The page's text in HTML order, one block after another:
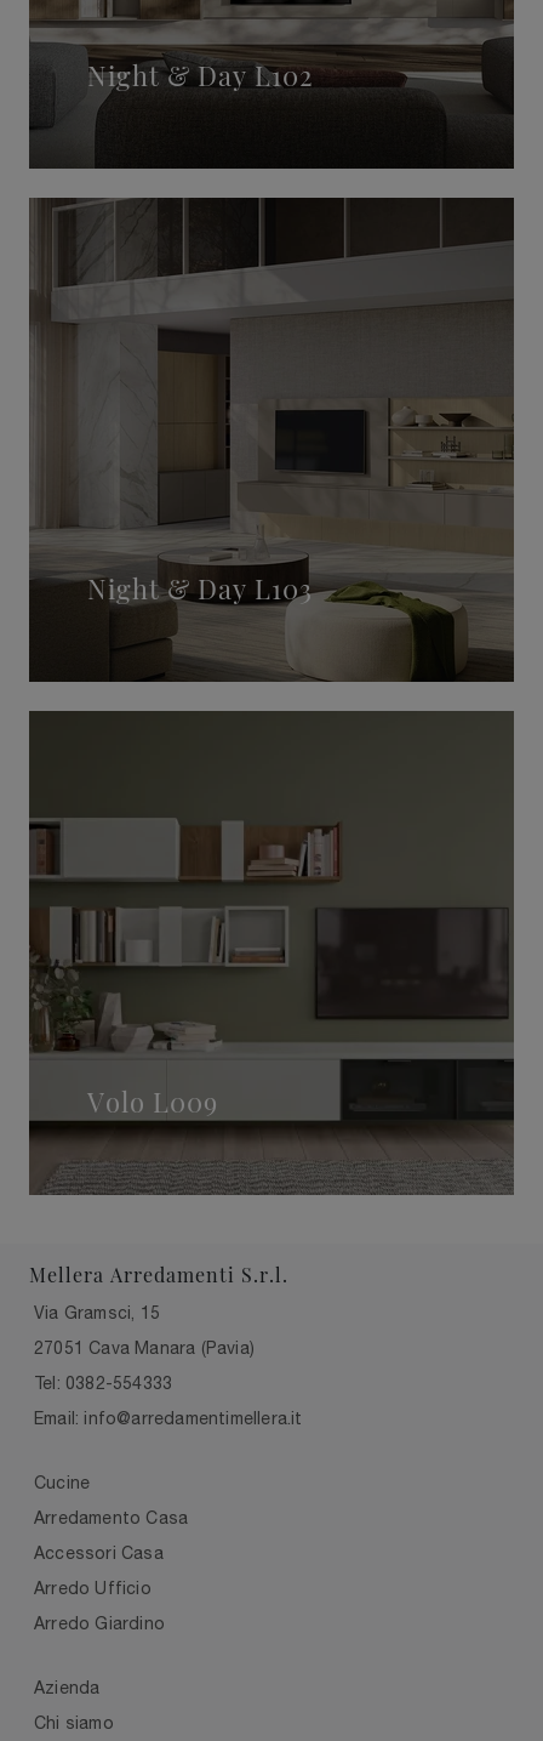
Night & Day L102
Night & Day L103
Volo L009
Mellera Arredamenti S.r.l.
Via Gramsci, 15
27051 Cava Manara (Pavia)
Tel: 0382-554333
Email: info@arredamentimellera.it
Cucine
Arredamento Casa
Accessori Casa
Arredo Ufficio
Arredo Giardino
Azienda
Chi siamo